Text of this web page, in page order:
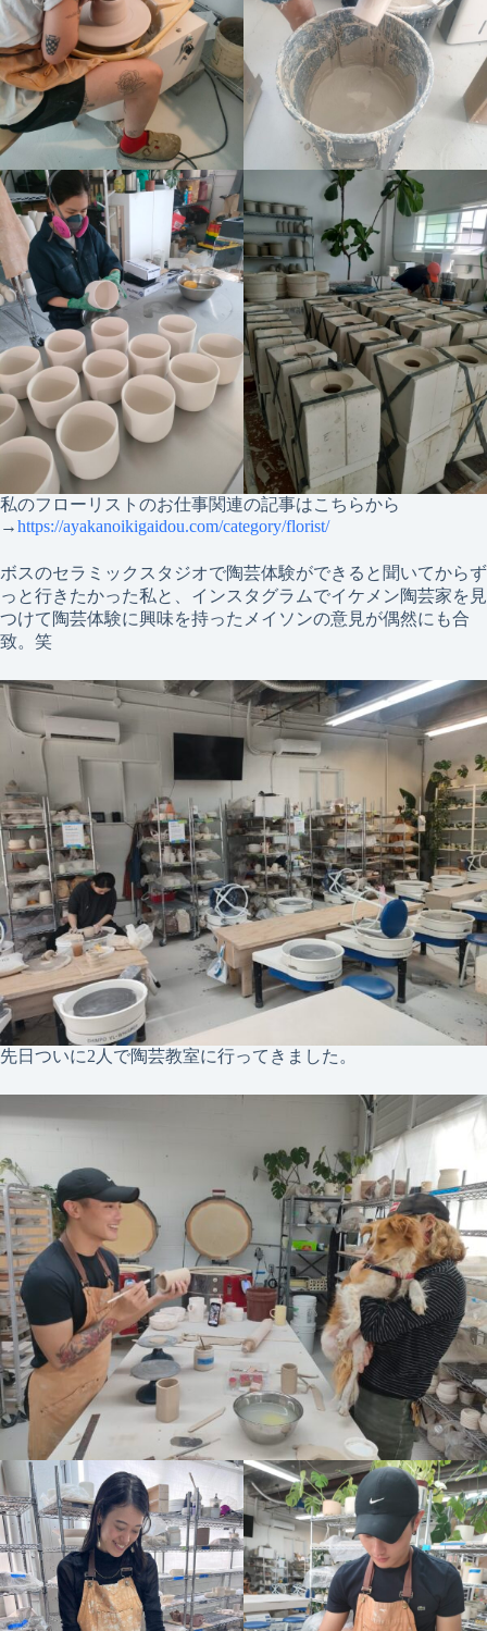
私のフローリストのお仕事関連の記事はこちらから
→https://ayakanoikigaidou.com/category/florist/
ボスのセラミックスタジオで陶芸体験ができると聞いてからず
っと行きたかった私と、インスタグラムでイケメン陶芸家を見
つけて陶芸体験に興味を持ったメイソンの意見が偶然にも合
致。笑
先日ついに2人で陶芸教室に行ってきました。